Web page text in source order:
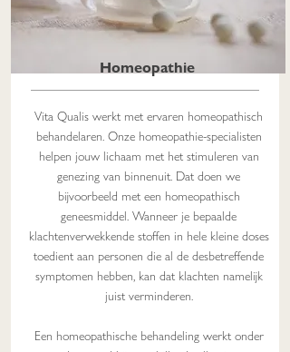
Homeopathie
Vita Qualis werkt met ervaren homeopathisch
behandelaren. Onze homeopathie-specialisten
helpen jouw lichaam met het stimuleren van
genezing van binnenuit. Dat doen we
bijvoorbeeld met een homeopathisch
geneesmiddel. Wanneer je bepaalde
klachtenverwekkende stoffen in hele kleine doses
toedient aan personen die al de desbetreffende
symptomen hebben, kan dat klachten namelijk
juist verminderen.
Een homeopathische behandeling werkt onder